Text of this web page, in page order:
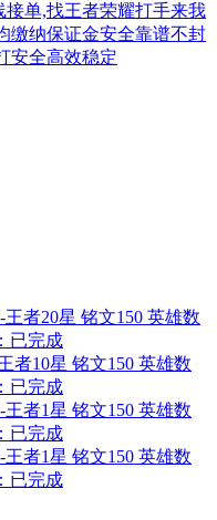
单,找王者荣耀打手来我
缴纳保证金安全靠谱不封
安全高效稳定
王者20星 铭文150 英雄数
已完成
者10星 铭文150 英雄数
已完成
王者1星 铭文150 英雄数
已完成
王者1星 铭文150 英雄数
已完成